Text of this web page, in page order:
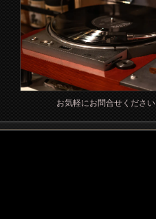
お気軽にお問合せください